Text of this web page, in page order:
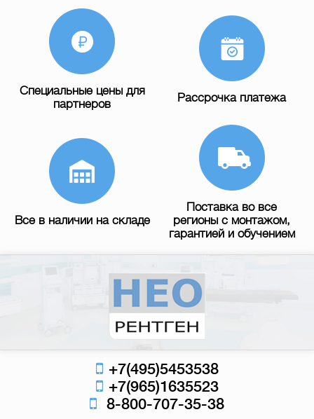
Специальные цены для
партнеров
Рассрочка платежа
Все в наличии на складе
Поставка во все
регионы с монтажом,
гарантией и обучением
+7(495)5453538
+7(965)1635523
8-800-707-35-38